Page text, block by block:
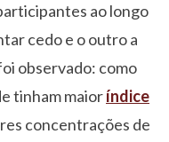
ao longo
cedo e o outro a
observado: como
tinham maioríndice
concentrações de